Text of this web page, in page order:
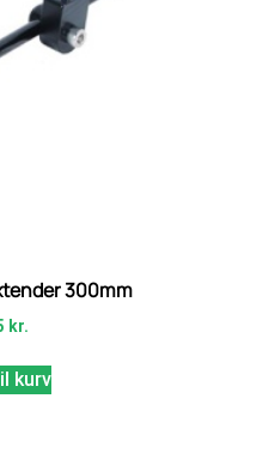
300mm
kr.
kurv